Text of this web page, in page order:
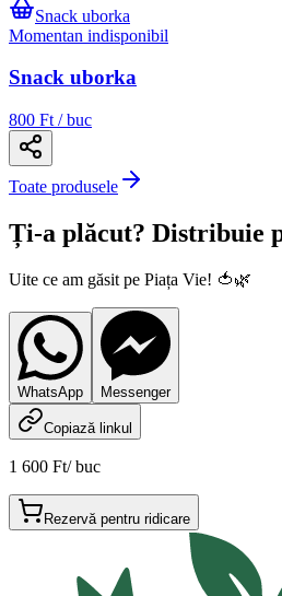
Snack uborka
Momentan indisponibil
Snack uborka
800 Ft / buc
Toate produsele
Ți-a plăcut? Distribuie
Uite ce am găsit pe Piața Vie! 🍅🌿
WhatsApp Messenger
Copiază linkul
1 600 Ft/buc
Rezervă pentru ridicare